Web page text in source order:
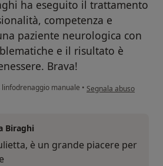
ha eseguito il trattamento
competenza e
paziente neurologica con
e il risultato è
Brava!
linfodrenaggio manuale • secondo l'opinione
Segnala abuso
Biraghi
è un grande piacere per